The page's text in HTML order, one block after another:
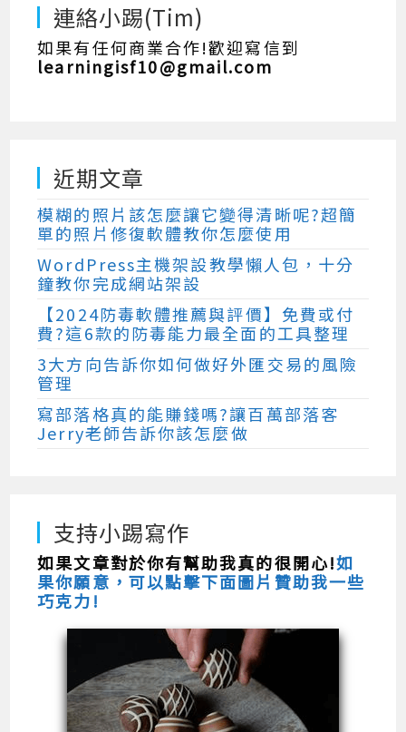
連絡小踢(Tim)
如果有任何商業合作!歡迎寫信到
learningisf10@gmail.com
近期文章
模糊的照片該怎麼讓它變得清晰呢?超簡
單的照片修復軟體教你怎麼使用
WordPress主機架設教學懶人包，十分
鐘教你完成網站架設
【2024防毒軟體推薦與評價】免費或付
費?這6款的防毒能力最全面的工具整理
3大方向告訴你如何做好外匯交易的風險
管理
寫部落格真的能賺錢嗎?讓百萬部落客
Jerry老師告訴你該怎麼做
支持小踢寫作
如果文章對於你有幫助我真的很開心!如
果你願意，可以點擊下面圖片贊助我一些
巧克力!